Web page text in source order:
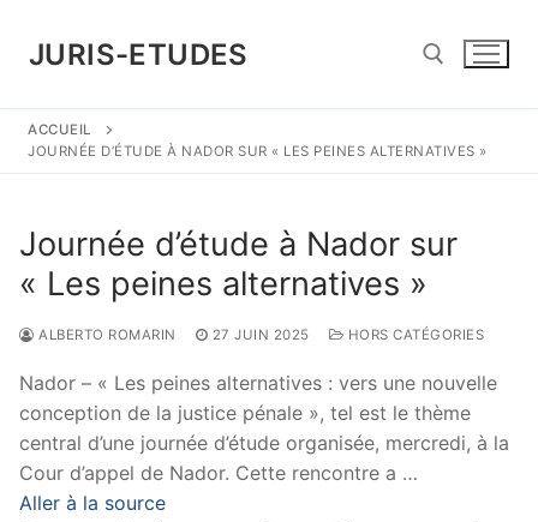
contenu
JURIS-ETUDES
Rechercher :
ACCUEIL
JOURNÉE D’ÉTUDE À NADOR SUR « LES PEINES ALTERNATIVES »
Journée d’étude à Nador sur
« Les peines alternatives »
ALBERTO ROMARIN 27 JUIN 2025 HORS CATÉGORIES
Nador – « Les peines alternatives : vers une nouvelle
conception de la justice pénale », tel est le thème
central d’une journée d’étude organisée, mercredi, à la
Cour d’appel de Nador. Cette rencontre a …
Aller à la source